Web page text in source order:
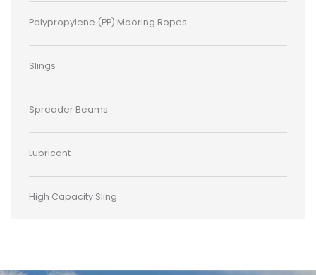
Polypropylene (PP) Mooring Ropes
Slings
Spreader Beams
Lubricant
High Capacity Sling